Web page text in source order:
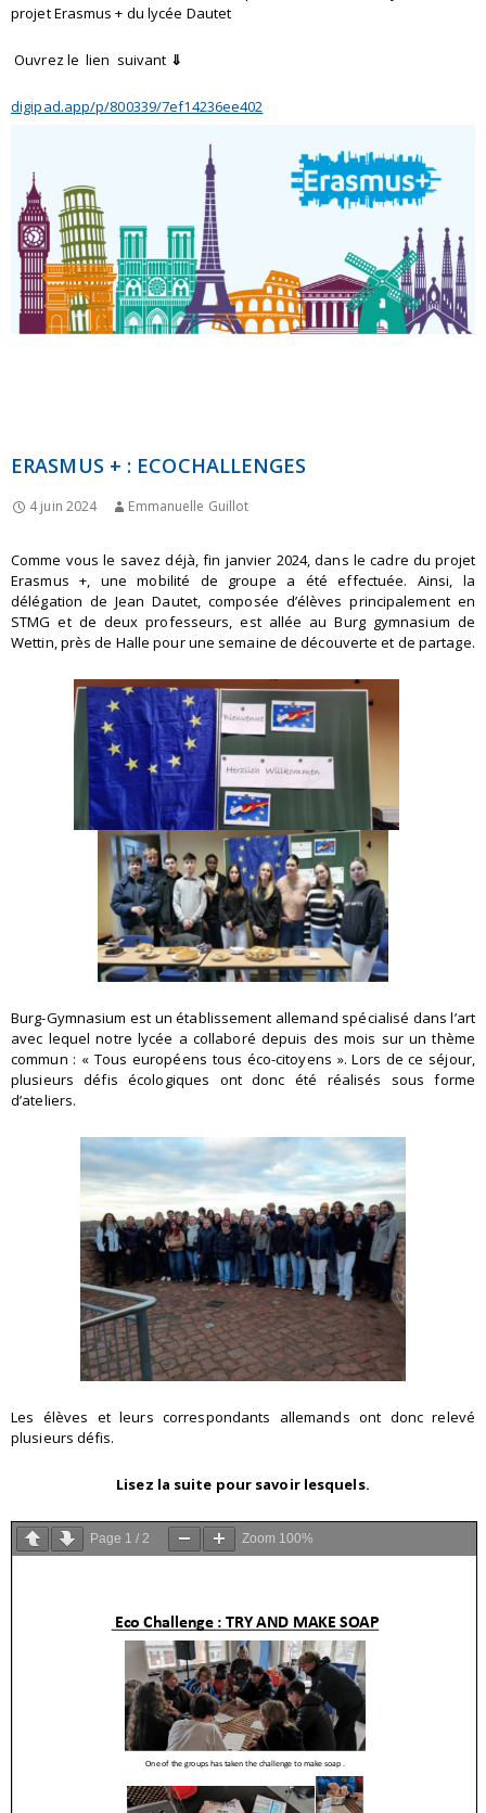
projet Erasmus + du lycée Dautet
Ouvrez le lien suivant ⇓
digipad.app/p/800339/7ef14236ee402
ERASMUS + : ECOCHALLENGES
4 juin 2024 Emmanuelle Guillot
Comme vous le savez déjà, fin janvier 2024, dans le cadre du projet
Erasmus +, une mobilité de groupe a été effectuée. Ainsi, la
délégation de Jean Dautet, composée d’élèves principalement en
STMG et de deux professeurs, est allée au Burg gymnasium de
Wettin, près de Halle pour une semaine de découverte et de partage.
Burg-Gymnasium est un établissement allemand spécialisé dans l’art
avec lequel notre lycée a collaboré depuis des mois sur un thème
commun : « Tous européens tous éco-citoyens ». Lors de ce séjour,
plusieurs défis écologiques ont donc été réalisés sous forme
d’ateliers.
Les élèves et leurs correspondants allemands ont donc relevé
plusieurs défis.
Lisez la suite pour savoir lesquels.
Page 1 / 2 Zoom 100%